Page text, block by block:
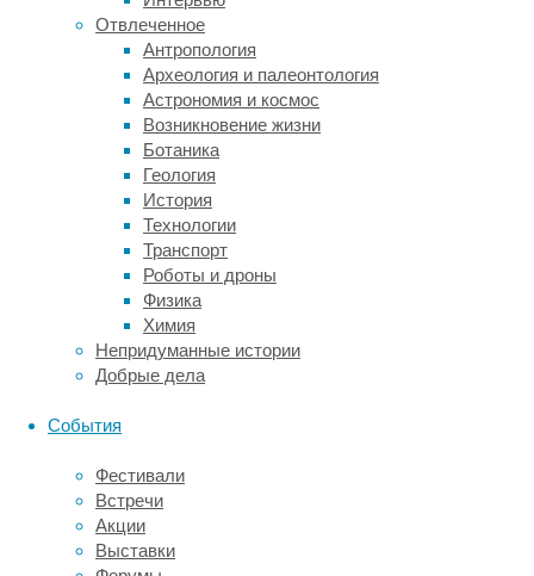
Отвлеченное
Антропология
Археология и палеонтология
Астрономия и космос
Возникновение жизни
Ботаника
Геология
История
Технологии
Транспорт
Роботы и дроны
Физика
Химия
Непридуманные истории
Добрые дела
События
Фестивали
Встречи
Акции
Выставки
фатальной.
Кровоток
этом
быстро
восстанавливается,
значительного
неврологического
дефицита
постинфарктном
периоде
не
происходит
нервные
успевают
выжить
и
затем
восстанавливают